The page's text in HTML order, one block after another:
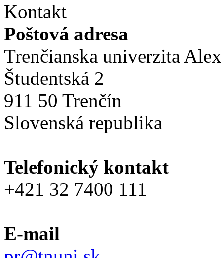
Kontakt
Poštová adresa
Trenčianska univerzita
Študentská 2
911 50 Trenčín
Slovenská republika
Telefonický kontakt
+421 32 7400 111
E-mail